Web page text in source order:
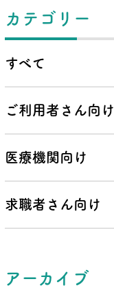
カテゴリー
すべて
ご利用者さん向け
医療機関向け
求職者さん向け
アーカイブ